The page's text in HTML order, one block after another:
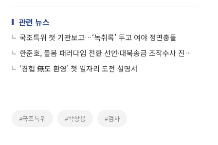
관련 뉴스
국조특위 첫 기관보고…‘녹취록’ 두고 여야 정면충돌
한준호, 돌봄 패러다임 전환 선언·대북송금 조작수사 진상규명 촉구 동시 가동
‘경험 無도 환영’ 첫 일자리 도전 설명서
#국조특위 #박상용 #검사